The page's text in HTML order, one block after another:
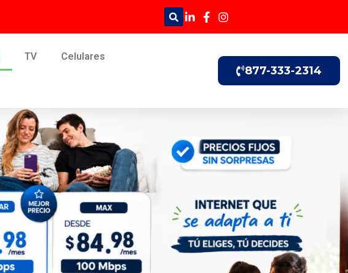
TV Celulares
877-333-2314